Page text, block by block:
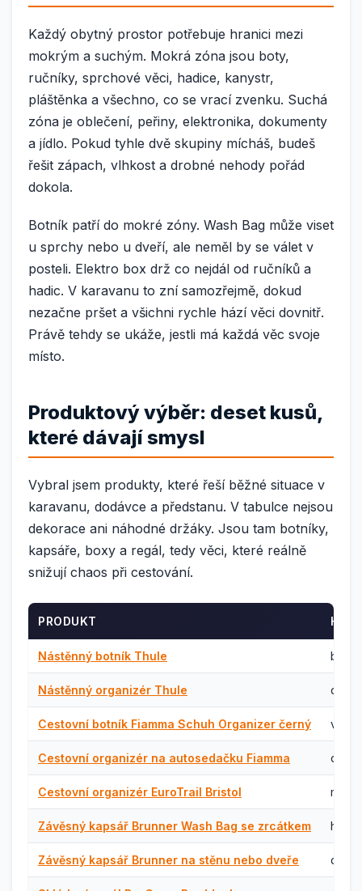
Každý obytný prostor potřebuje hranici mezi
mokrým a suchým. Mokrá zóna jsou boty,
ručníky, sprchové věci, hadice, kanystr,
pláštěnka a všechno, co se vrací zvenku. Suchá
zóna je oblečení, peřiny, elektronika, dokumenty
a jídlo. Pokud tyhle dvě skupiny mícháš, budeš
řešit zápach, vlhkost a drobné nehody pořád
dokola.
Botník patří do mokré zóny. Wash Bag může viset
u sprchy nebo u dveří, ale neměl by se válet v
posteli. Elektro box drž co nejdál od ručníků a
hadic. V karavanu to zní samozřejmě, dokud
nezačne pršet a všichni rychle hází věci dovnitř.
Právě tehdy se ukáže, jestli má každá věc svoje
místo.
Produktový výběr: deset kusů,
které dávají smysl
Vybral jsem produkty, které řeší běžné situace v
karavanu, dodávce a předstanu. V tabulce nejsou
dekorace ani náhodné držáky. Jsou tam botníky,
kapsáře, boxy a regál, tedy věci, které reálně
snižují chaos při cestování.
PRODUKT
Nástěnný botník Thule boty
Nástěnný organizér Thule
Cestovní botník Fiamma Schuh Organizer černý
Cestovní organizér na autosedačku Fiamma
Cestovní organizér EuroTrail Bristol
Závěsný kapsář Brunner Wash Bag se zrcátkem
Závěsný kapsář Brunner na stěnu nebo dveře